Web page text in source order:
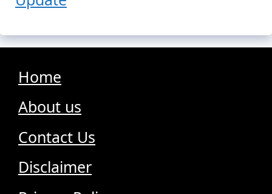
Home
About us
Contact Us
Disclaimer